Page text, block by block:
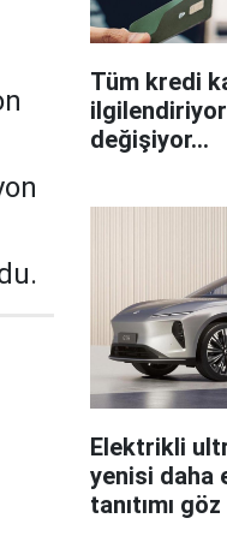
Tüm kredi
değişiyor...
Elektrikli
yenisi daha
tanıtımı